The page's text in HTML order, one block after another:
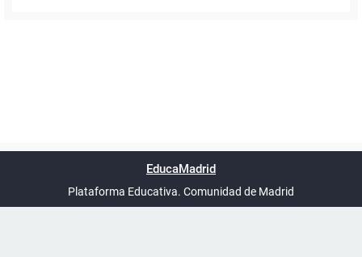
UTC+02:00
phpBB España
EducaMadrid
Plataforma Educativa. Comunidad de Madrid